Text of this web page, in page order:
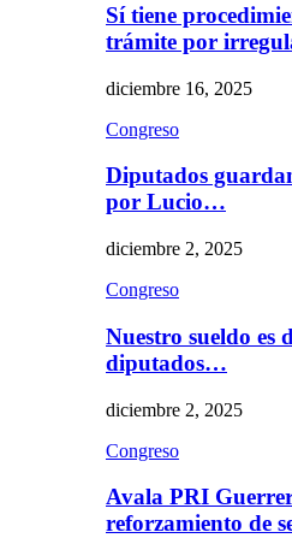
Sí tiene
trámite por
diciembre 16, 2025
Congreso
Diputados
por Lucio…
diciembre 2, 2025
Congreso
Nuestro sueldo es
diputados…
diciembre 2, 2025
Congreso
Avala PRI
reforzamiento de